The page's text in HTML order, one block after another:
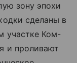
зону эпохи
сделаны в
участке Ком-
и проливают